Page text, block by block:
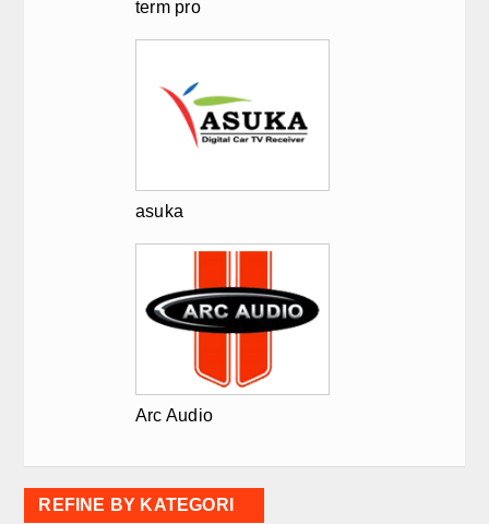
term pro
asuka
Arc Audio
REFINE BY KATEGORI